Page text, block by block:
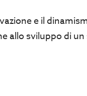
e il
allo sviluppo di un